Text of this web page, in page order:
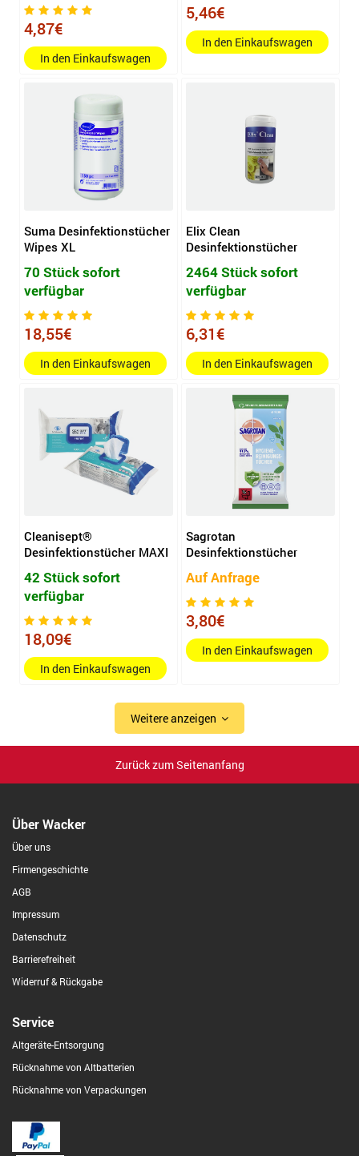
4,87€
In den Einkaufswagen
5,46€
In den Einkaufswagen
Suma Desinfektionstücher
Wipes XL
70 Stück sofort
verfügbar
18,55€
In den Einkaufswagen
Elix Clean
Desinfektionstücher
2464 Stück sofort
verfügbar
6,31€
In den Einkaufswagen
Cleanisept®
Desinfektionstücher MAXI
42 Stück sofort
verfügbar
18,09€
In den Einkaufswagen
Sagrotan
Desinfektionstücher
Auf Anfrage
3,80€
In den Einkaufswagen
Weitere anzeigen
Zurück zum Seitenanfang
Über Wacker
Über uns
Firmengeschichte
AGB
Impressum
Datenschutz
Barrierefreiheit
Widerruf & Rückgabe
Service
Altgeräte-Entsorgung
Rücknahme von Altbatterien
Rücknahme von Verpackungen